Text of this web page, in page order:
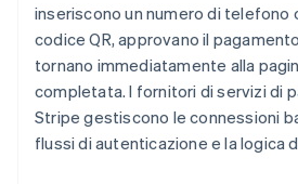
inseriscono un numero di telefono
codice QR, approvano il
tornano immediatamente alla
completata. I fornitori di servizi di
Stripe gestiscono le connessioni
flussi di autenticazione e la logica